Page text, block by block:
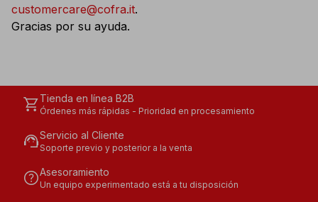
customercare@cofra.it.
Gracias por su ayuda.
shopping_cartTienda en línea B2B
Órdenes más rápidas - Prioridad en procesamiento
support_agentServicio al Cliente
Soporte previo y posterior a la venta
helpAsesoramiento
Un equipo experimentado está a tu disposición